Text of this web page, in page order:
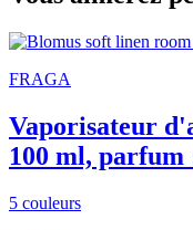
FRAGA
Vaporisateur
100 ml,
5 couleurs